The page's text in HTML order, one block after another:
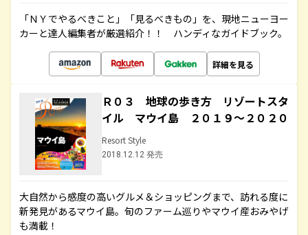
「ＮＹでやるべきこと」「見るべきもの」を、現地ニューヨー
カーと達人編集者が厳選紹介！！ ハンディなガイドブック。
詳細を見る
Ｒ０３ 地球の歩き方 リゾートスタ
イル マウイ島 ２０１９～２０２０
Resort Style
2018.12.12 発売
大自然から感度の高いグルメ＆ショッピングまで、訪れる度に
新発見があるマウイ島。旬のファーム巡りやマウイ産おみやげ
も満載！